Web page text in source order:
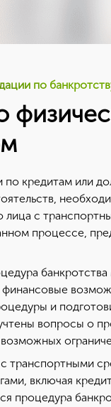
по
по кредитам или
лица с
процессе,
финансовые
и
вопросы о
транспортными
включая
процедура